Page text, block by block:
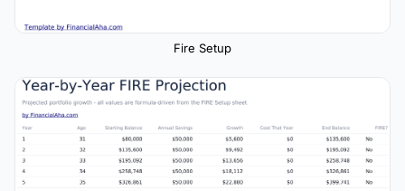
Fire Setup